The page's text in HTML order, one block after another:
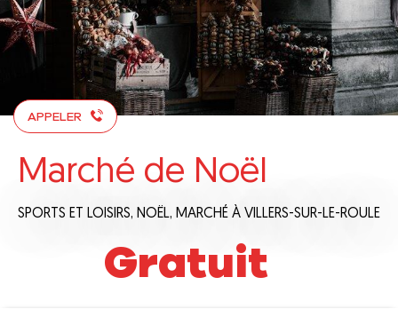
APPELER
Marché de Noël
SPORTS ET LOISIRS, NOËL, MARCHÉ À VILLERS-SUR-LE-ROULE
Gratuit